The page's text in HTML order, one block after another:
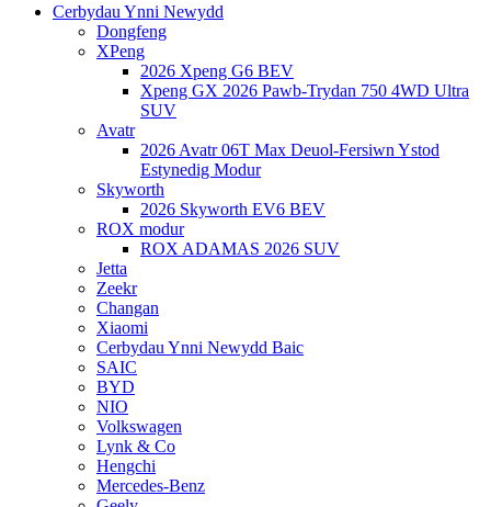
Cerbydau Ynni Newydd
Dongfeng
XPeng
2026 Xpeng G6 BEV
Xpeng GX 2026 Pawb-Trydan 750 4WD Ultra
SUV
Avatr
2026 Avatr 06T Max Deuol-Fersiwn Ystod
Estynedig Modur
Skyworth
2026 Skyworth EV6 BEV
ROX modur
ROX ADAMAS 2026 SUV
Jetta
Zeekr
Changan
Xiaomi
Cerbydau Ynni Newydd Baic
SAIC
BYD
NIO
Volkswagen
Lynk & Co
Hengchi
Mercedes-Benz